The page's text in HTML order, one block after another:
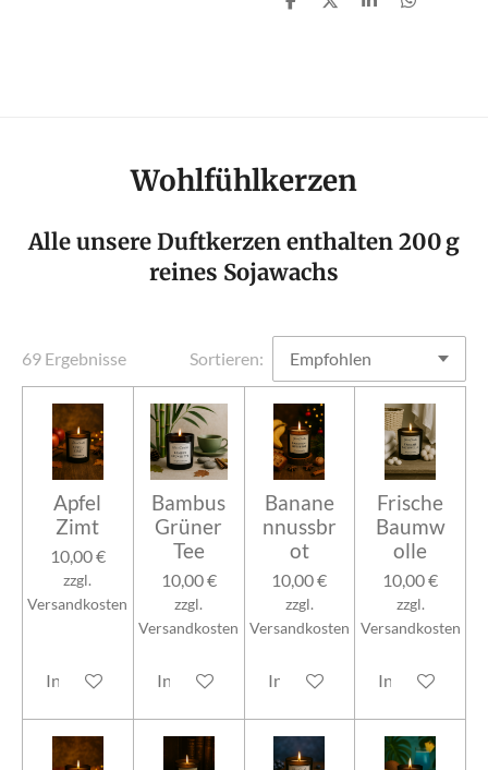
T
T
T
T
Wohlfühlkerzen
Alle unsere Duftkerzen enthalten 200 g
reines Sojawachs
69 Ergebnisse Sortieren:
Apfel
Zimt
10,00 €
zzgl.
Versandkosten
In den Warenkorb
Bambus
Grüner
Tee
10,00 €
zzgl.
Versandkosten
In den Warenkorb
Banane
nnussbr
ot
10,00 €
zzgl.
Versandkosten
In den Warenkorb
Frische
Baumw
olle
10,00 €
zzgl.
Versandkosten
In den